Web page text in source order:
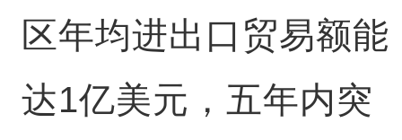
区年均进出口贸易额能
达1亿美元，五年内突